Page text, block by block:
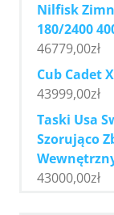
Nilfisk
180/2400
46779,00zł
Cub Cadet
43999,00zł
Taski Usa
Szorująco
43000,00zł